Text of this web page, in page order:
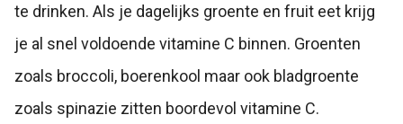
te drinken. Als je dagelijks groente en fruit eet krijg
je al snel voldoende vitamine C binnen. Groenten
zoals broccoli, boerenkool maar ook bladgroente
zoals spinazie zitten boordevol vitamine C.